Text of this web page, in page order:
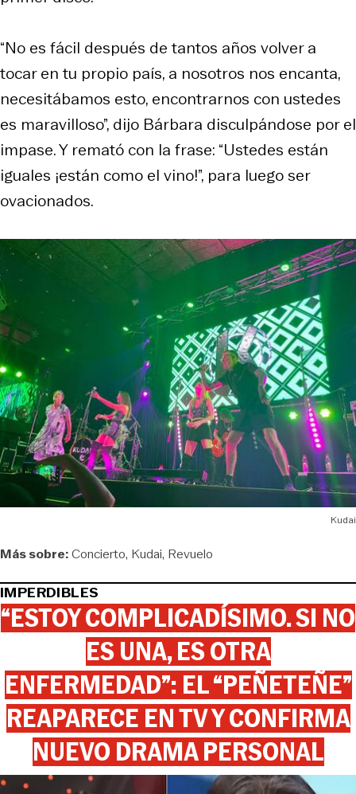
“No es fácil después de tantos años volver a
tocar en tu propio país, a nosotros nos encanta,
necesitábamos esto, encontrarnos con ustedes
es maravilloso”, dijo Bárbara disculpándose por el
impase. Y remató con la frase: “Ustedes están
iguales ¡están como el vino!”, para luego ser
ovacionados.
Kudai
Más sobre:Concierto Kudai Revuelo
IMPERDIBLES
“ESTOY COMPLICADÍSIMO. SI NO
ES UNA, ES OTRA
ENFERMEDAD”: EL “PEÑETEÑE”
REAPARECE EN TV Y CONFIRMA
NUEVO DRAMA PERSONAL